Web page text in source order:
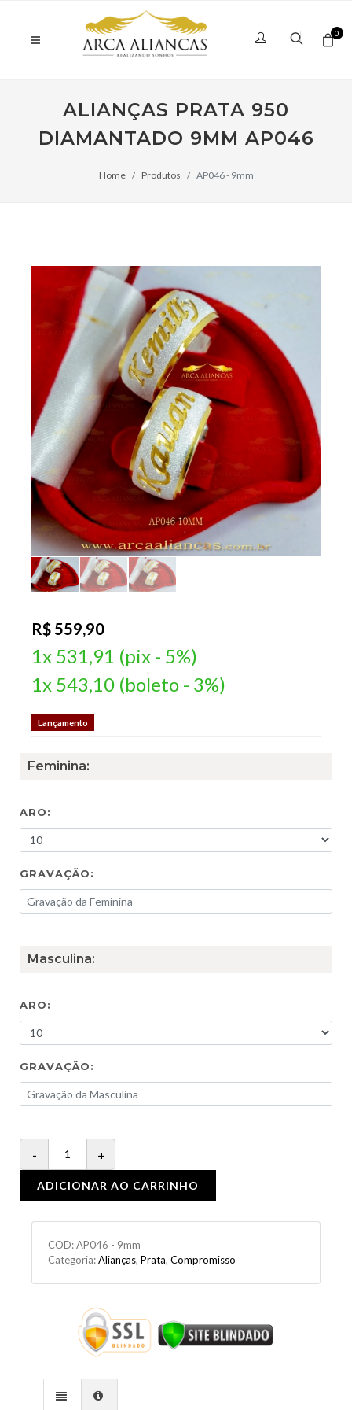
0
ALIANÇAS PRATA 950
DIAMANTADO 9MM AP046
Home Produtos AP046 - 9mm
R$ 559,90
1x 531,91 (pix - 5%)
1x 543,10 (boleto - 3%)
Lançamento
Feminina:
ARO:
GRAVAÇÃO:
Masculina:
ARO:
GRAVAÇÃO:
ADICIONAR AO CARRINHO
COD:AP046 - 9mm
Categoria:Alianças, Prata, Compromisso